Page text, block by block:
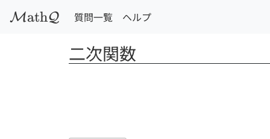
MathQ 質問一覧 ヘルプ
二次関数